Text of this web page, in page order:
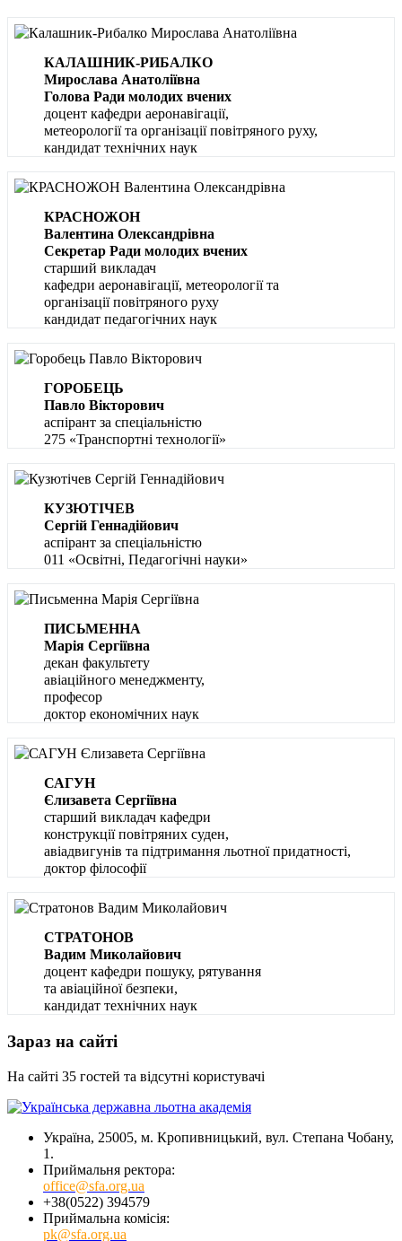
КАЛАШНИК-РИБАЛКО
Мирослава Анатоліївна
Голова Ради молодих вчених
доцент кафедри аеронавігації,
метеорології та організації повітряного руху,
кандидат технічних наук
КРАСНОЖОН
Валентина Олександрівна
Секретар Ради молодих вчених
старший викладач
кафедри аеронавігації, метеорології та
організації повітряного руху
кандидат педагогічних наук
ГОРОБЕЦЬ
Павло Вікторович
аспірант за спеціальністю
275 «Транспортні технології»
КУЗЮТІЧЕВ
Сергій Геннадійович
аспірант за спеціальністю
011 «Освітні, Педагогічні науки»
ПИСЬМЕННА
Марія Сергіївна
декан факультету
авіаційного менеджменту,
професор
доктор економічних наук
САГУН
Єлизавета Сергіївна
старший викладач кафедри
конструкції повітряних суден,
авіадвигунів та підтримання льотної придатності,
доктор філософії
СТРАТОНОВ
Вадим Миколайович
доцент кафедри пошуку, рятування
та авіаційної безпеки,
кандидат технічних наук
Зараз на сайті
На сайті 35 гостей та відсутні користувачі
Україна, 25005, м. Кропивницький, вул. Степана Чобану,
1.
Приймальня ректора:
office@sfa.org.ua
+38(0522) 394579
Приймальна комісія:
pk@sfa.org.ua